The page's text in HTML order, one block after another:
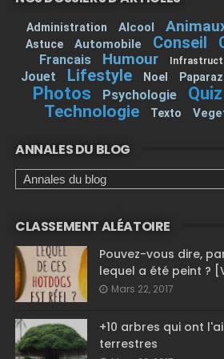
Administration Alcool
Astuce Automobile Conseil
Francais Humour
Jouet Lifestyle Noel
Photos Psychologie Quiz
Technologie Texto
ANNALES DU BLOG
CLASSEMENT ALÉATOIRE
Pouvez-vous dire,
lequel a été peint ?
Mars 22, 2017
+10 arbres qui ont
terrestres